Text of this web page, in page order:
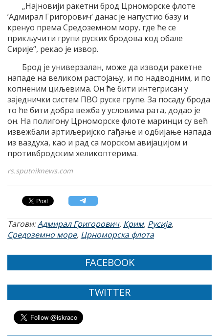
„Најновији ракетни брод Црноморске флоте
’Адмирал Григорович‘ данас је напустио базу и
кренуо према Средоземном мору, где ће се
прикључити групи руских бродова код обале
Сирије“, рекао је извор.
Брод је универзалан, може да изводи ракетне
нападе на великом растојању, и по надводним, и по
копненим циљевима. Он ће бити интегрисан у
заједнички систем ПВО руске групе. За посаду брода
то ће бити добра вежба у условима рата, додао је
он. На полигону Црноморске флоте маринци су већ
извежбали артиљеријско гађање и одбијање напада
из ваздуха, као и рад са морском авијацијом и
противбродским хеликоптерима.
rs.sputniknews.com
Тагови:Адмирал Григорович, Крим, Русија,
Средоземно море, Црноморска флота
FACEBOOK
TWITTER